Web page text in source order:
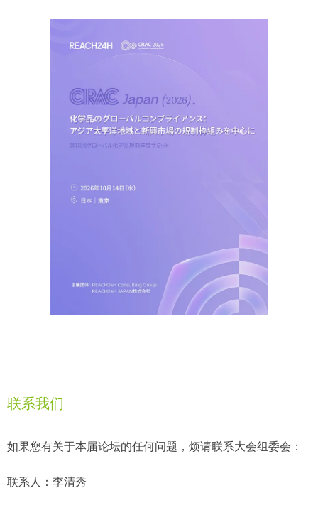
联系我们
如果您有关于本届论坛的任何问题，烦请联系大会组委会：
联系人：李清秀